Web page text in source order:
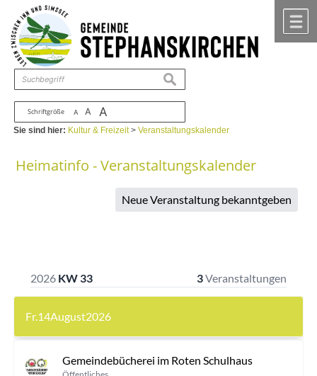
Zum Inhalt ,zur Navigation
Schriftgröße A A A
suchen
Sie sind hier: Kultur & Freizeit>Veranstaltungskalender
Heimatinfo - Veranstaltungskalender